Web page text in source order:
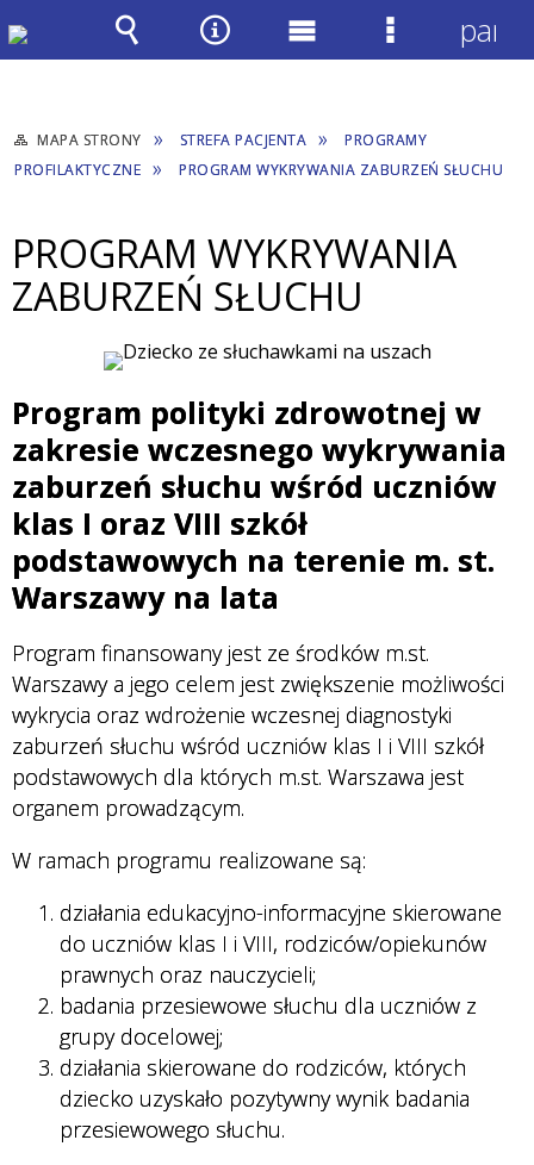
MAPA STRONY STREFA PACJENTA
PROGRAMY
PROFILAKTYCZNE
PROGRAM WYKRYWANIA ZABURZEŃ SŁUCHU
PROGRAM WYKRYWANIA
ZABURZEŃ SŁUCHU
Program polityki zdrowotnej w
zakresie wczesnego wykrywania
zaburzeń słuchu wśród uczniów
klas I oraz VIII szkół
podstawowych na terenie m. st.
Warszawy na lata
Program finansowany jest ze środków m.st.
Warszawy a jego celem jest zwiększenie możliwości
wykrycia oraz wdrożenie wczesnej diagnostyki
zaburzeń słuchu wśród uczniów klas I i VIII szkół
podstawowych dla których m.st. Warszawa jest
organem prowadzącym.
W ramach programu realizowane są:
działania edukacyjno-informacyjne skierowane
do uczniów klas I i VIII, rodziców/opiekunów
prawnych oraz nauczycieli;
badania przesiewowe słuchu dla uczniów z
grupy docelowej;
działania skierowane do rodziców, których
dziecko uzyskało pozytywny wynik badania
przesiewowego słuchu.
Wyszukiwarka
Narzędzia
Menu Menu
panel